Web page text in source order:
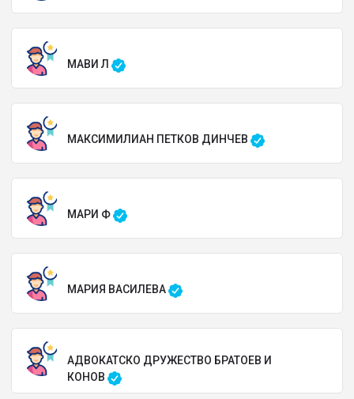
МАВИ Л
МАКСИМИЛИАН ПЕТКОВ ДИНЧЕВ
МАРИ Ф
МАРИЯ ВАСИЛЕВА
АДВОКАТСКО ДРУЖЕСТВО БРАТОЕВ И
КОНОВ